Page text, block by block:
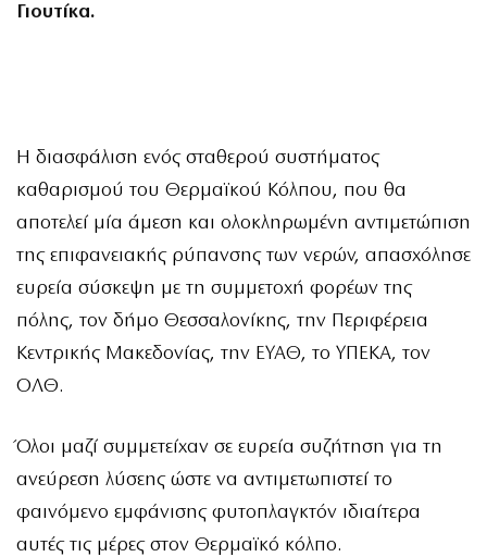
Γιουτίκα.
Η διασφάλιση ενός σταθερού συστήματος
καθαρισμού του Θερμαϊκού Κόλπου, που θα
αποτελεί μία άμεση και ολοκληρωμένη αντιμετώπιση
της επιφανειακής ρύπανσης των νερών, απασχόλησε
ευρεία σύσκεψη με τη συμμετοχή φορέων της
πόλης, τον δήμο Θεσσαλονίκης, την Περιφέρεια
Κεντρικής Μακεδονίας, την ΕΥΑΘ, το ΥΠΕΚΑ, τον
ΟΛΘ.
Όλοι μαζί συμμετείχαν σε ευρεία συζήτηση για τη
ανεύρεση λύσεης ώστε να αντιμετωπιστεί το
φαινόμενο εμφάνισης φυτοπλαγκτόν ιδιαίτερα
αυτές τις μέρες στον Θερμαϊκό κόλπο.